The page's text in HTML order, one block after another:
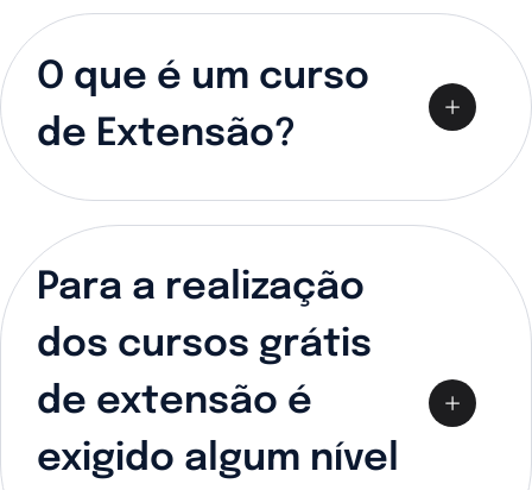
O que é um curso
de Extensão?
Para a realização
dos cursos grátis
de extensão é
exigido algum nível